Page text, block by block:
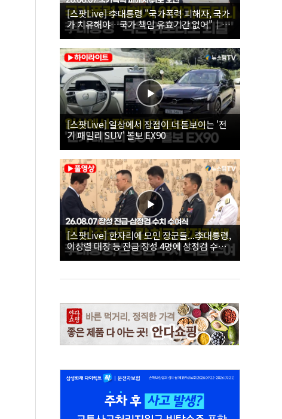
[스팟Live] 李대통령 "국가폭력 피해자, 국가
가 치유해야…국가 책임 유효기간 없어"｜
26.08.07 국가폭력 피해자 위로 오찬
[스팟Live] 일상에서 장점이 더 돋보이는 '전
기 패밀리 SUV' 볼보 EX90
[스팟Live] 한자리에 모인 장군들...李대통령,
이상렬 대장 등 진급 장성 4명에 삼정검 수치
직접 수여｜26.08.07 장성 진급·삼정검 수치